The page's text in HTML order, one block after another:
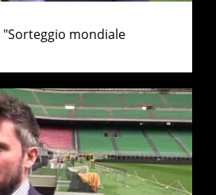
"Sorteggio mondiale